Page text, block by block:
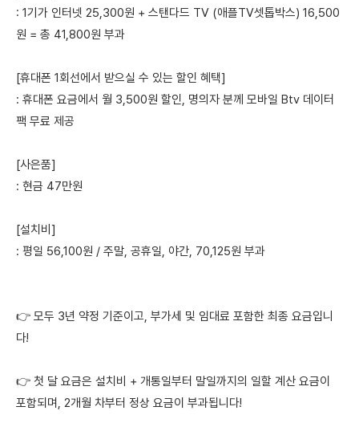
: 1기가 인터넷 25,300원 + 스탠다드 TV (애플TV셋톱박스) 16,500
원 = 총 41,800원 부과
[휴대폰 1회선에서 받으실 수 있는 할인 혜택]
: 휴대폰 요금에서 월 3,500원 할인, 명의자 분께 모바일 Btv 데이터
팩 무료 제공
[사은품]
: 현금 47만원
[설치비]
: 평일 56,100원 / 주말, 공휴일, 야간, 70,125원 부과
👉 모두 3년 약정 기준이고, 부가세 및 임대료 포함한 최종 요금입니
다!
👉 첫 달 요금은 설치비 + 개통일부터 말일까지의 일할 계산 요금이
포함되며, 2개월 차부터 정상 요금이 부과됩니다!